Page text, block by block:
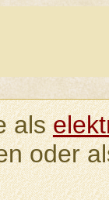
als
oder